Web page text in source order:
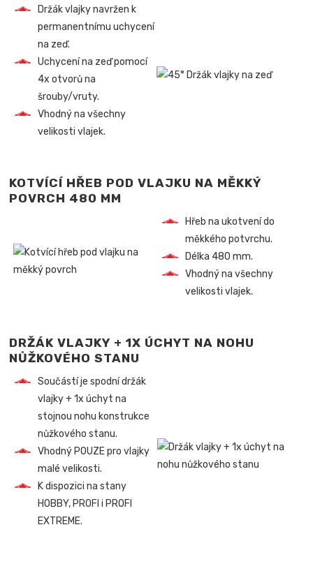
Držák vlajky navržen k
permanentnímu uchycení
na zeď.
Uchycení na zeď pomocí
4x otvorů na
šrouby/vruty.
Vhodný na všechny
velikosti vlajek.
KOTVÍCÍ HŘEB POD VLAJKU NA MĚKKÝ
POVRCH 480 MM
Hřeb na ukotvení do
měkkého potvrchu.
Délka 480 mm.
Vhodný na všechny
velikosti vlajek.
DRŽÁK VLAJKY + 1X ÚCHYT NA NOHU
NŮŽKOVÉHO STANU
Součástí je spodní držák
vlajky + 1x úchyt na
stojnou nohu konstrukce
nůžkového stanu.
Vhodný POUZE pro vlajky
malé velikosti.
K dispozici na stany
HOBBY, PROFI i PROFI
EXTREME.